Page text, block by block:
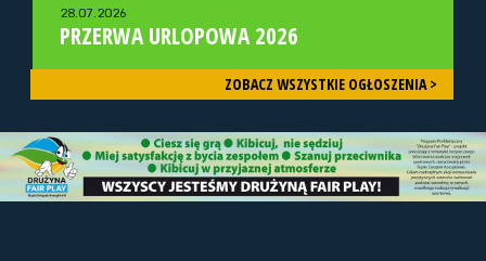
28.07.2026
PRZERWA URLOPOWA 2026
ZOBACZ WSZYSTKIE OGŁOSZENIA >